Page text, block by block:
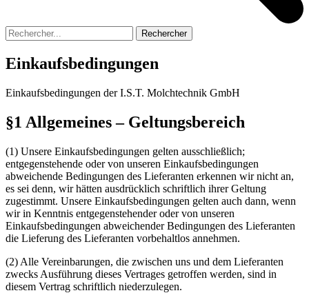
Rechercher
Einkaufsbedingungen
Einkaufsbedingungen der I.S.T. Molchtechnik GmbH
§1 Allgemeines – Geltungsbereich
(1) Unsere Einkaufsbedingungen gelten ausschließlich;
entgegenstehende oder von unseren Einkaufsbedingungen
abweichende Bedingungen des Lieferanten erkennen wir nicht an,
es sei denn, wir hätten ausdrücklich schriftlich ihrer Geltung
zugestimmt. Unsere Einkaufsbedingungen gelten auch dann, wenn
wir in Kenntnis entgegenstehender oder von unseren
Einkaufsbedingungen abweichender Bedingungen des Lieferanten
die Lieferung des Lieferanten vorbehaltlos annehmen.
(2) Alle Vereinbarungen, die zwischen uns und dem Lieferanten
zwecks Ausführung dieses Vertrages getroffen werden, sind in
diesem Vertrag schriftlich niederzulegen.